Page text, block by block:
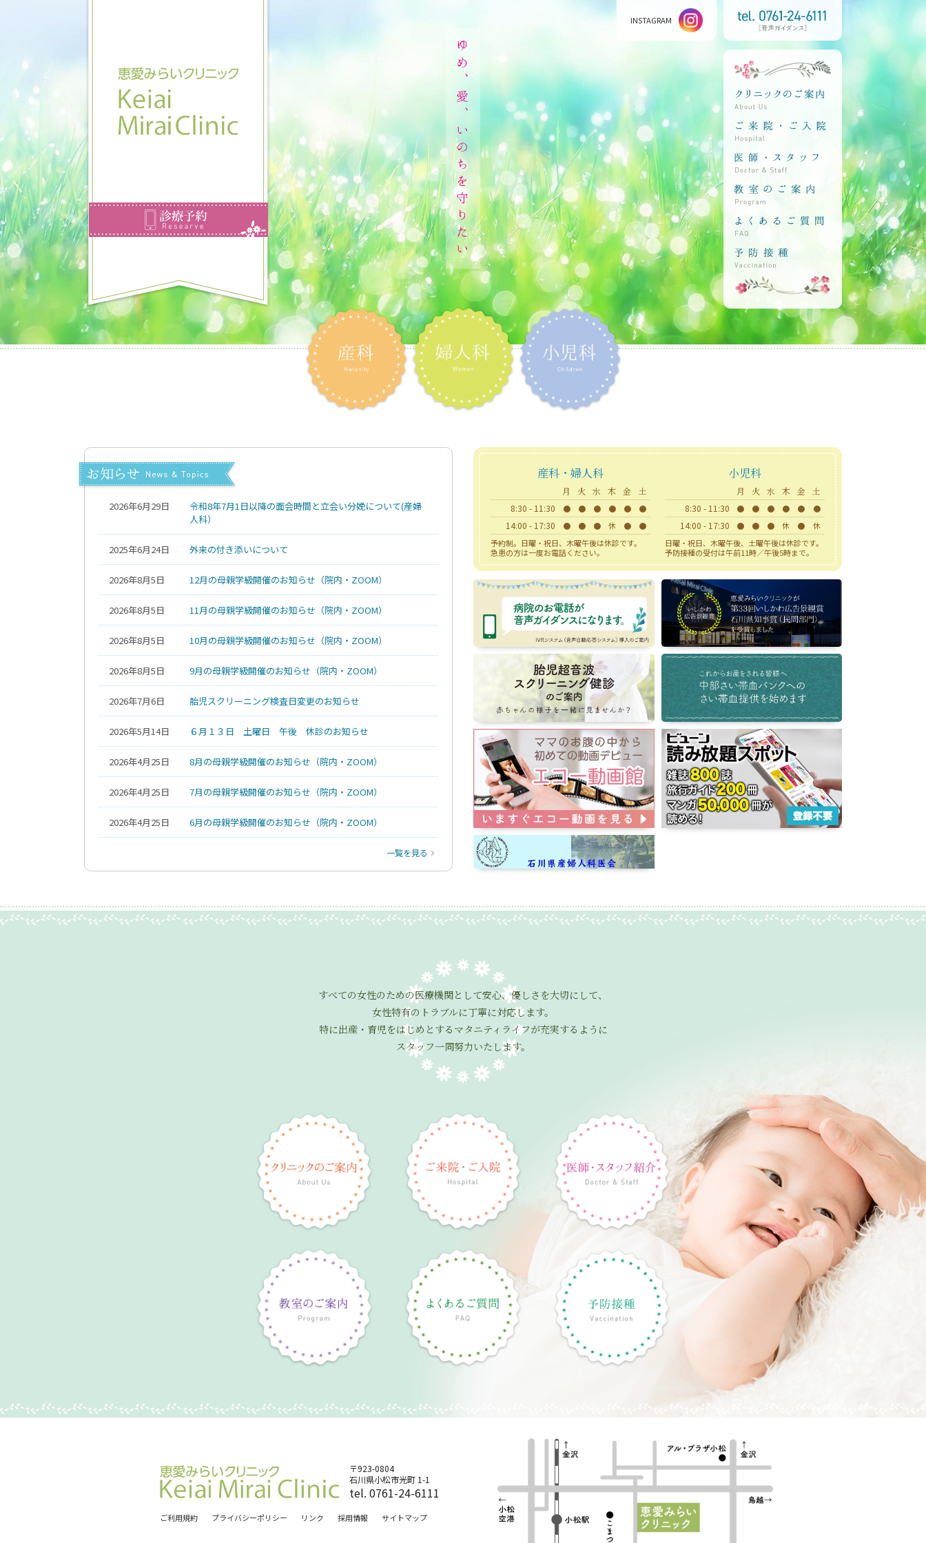
INSTAGRAM
2026年6月29日
令和8年7月1日以降の面会時間と立会い分娩について(産婦
人科）
2025年6月24日 外来の付き添いについて
2026年8月5日 12月の母親学級開催のお知らせ（院内・ZOOM）
2026年8月5日 11月の母親学級開催のお知らせ（院内・ZOOM）
2026年8月5日 10月の母親学級開催のお知らせ（院内・ZOOM）
2026年8月5日 9月の母親学級開催のお知らせ（院内・ZOOM）
2026年7月6日 胎児スクリーニング検査日変更のお知らせ
2026年5月14日 ６月１３日 土曜日 午後 休診のお知らせ
2026年4月25日 8月の母親学級開催のお知らせ（院内・ZOOM）
2026年4月25日 7月の母親学級開催のお知らせ（院内・ZOOM）
2026年4月25日 6月の母親学級開催のお知らせ（院内・ZOOM）
一覧を見る
産科・婦人科
月 火 水 木 金
土
8:30 - 11:30
● ● ● ● ● ●
14:00 - 17:30 ● ● ● 休 ●
●
予約制。日曜・祝日、木曜午後は休診です。
急患の方は一度お電話ください。
小児科
月 火 水 木 金
土
8:30 - 11:30
● ● ● ● ● ●
14:00 - 17:30 ● ● ● 休 ●
休
日曜・祝日、木曜午後、土曜午後は休診です。
予防接種の受付は午前11時／午後5時まで。
すべての女性のための医療機関として安心、優しさを大切にして、
女性特有のトラブルに丁寧に対応します。
特に出産・育児をはじめとする マタニティライフが充実するように
スタッフ一同努力いたします。
〒923-0804
石川県小松市光町 1-1
tel. 0761-24-6111
ご利用規約 プライバシーポリシー リンク 採用情報 サイトマップ